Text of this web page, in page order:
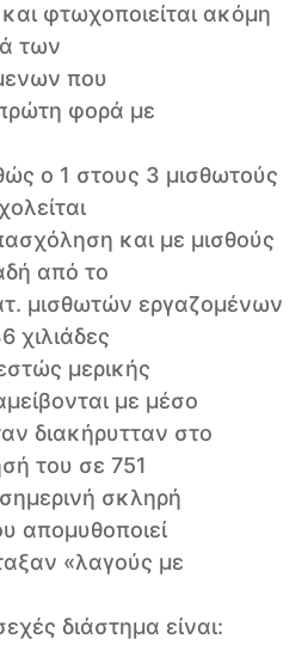
φτωχοποιείται ακόμη
των
που
φορά με
ο 1 στους 3 μισθωτούς
και με μισθούς
από το
μισθωτών εργαζομένων
χιλιάδες
μερικής
με μέσο
διακήρυτταν στο
του σε 751
σκληρή
απομυθοποιεί
«λαγούς με
διάστημα είναι: